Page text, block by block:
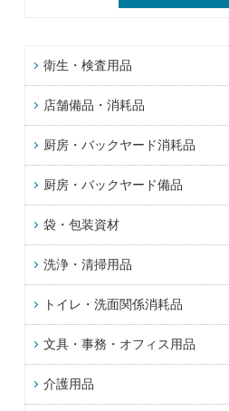
衛生・検査用品
店舗備品・消耗品
厨房・バックヤード消耗品
厨房・バックヤード備品
袋・包装資材
洗浄・清掃用品
トイレ・洗面関係消耗品
文具・事務・オフィス用品
介護用品